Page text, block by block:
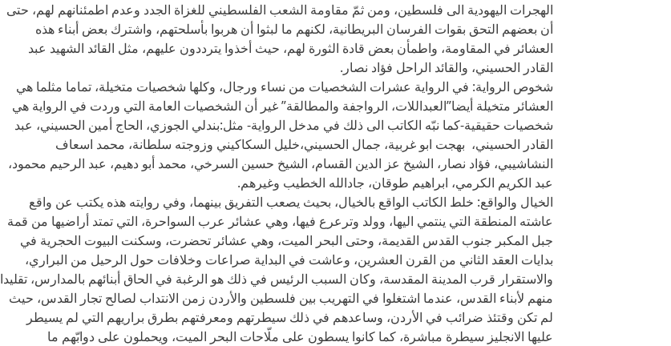
الهجرات اليهودية الى فلسطين، ومن ثمّ مقاومة الشعب الفلسطيني للغزاة الجدد وعدم اطمئنانهم لهم، حتى
أن بعضهم التحق بقوات الفرسان البريطانية، لكنهم ما لبثوا أن هربوا بأسلحتهم، واشترك بعض أبناء هذه
العشائر في المقاومة، واطمأن بعض قادة الثورة لهم، حيث أخذوا يترددون عليهم، مثل القائد الشهيد عبد
القادر الحسيني، والقائد الراحل فؤاد نصار.
شخوص الرواية: في الرواية عشرات الشخصيات من نساء ورجال، وكلها شخصيات متخيلة، تماما مثلما هي
العشائر متخيلة أيضا”العبداللات، الرواجفة والمطالقة” غير أن الشخصيات العامة التي وردت في الرواية هي
شخصيات حقيقية-كما نبّه الكاتب الى ذلك في مدخل الرواية- مثل:بندلي الجوزي، الحاج أمين الحسيني، عبد
القادر الحسيني، بهجت ابو غربية، جمال الحسيني،خليل السكاكيني وزوجته سلطانة، محمد اسعاف
النشاشيبي، فؤاد نصار، الشيخ عز الدين القسام، الشيخ حسين السرخي، محمد أبو دهيم، عبد الرحيم محمود،
عبد الكريم الكرمي، ابراهيم طوقان، جادالله الخطيب وغيرهم.
الخيال والواقع: خلط الكاتب الواقع بالخيال، بحيث يصعب التفريق بينهما، وفي روايته هذه يكتب عن واقع
عاشته المنطقة التي ينتمي اليها، وولد وترعرع فيها، وهي عشائر عرب السواحرة، التي تمتد أراضيها من قمة
جبل المكبر جنوب القدس القديمة، وحتى البحر الميت، وهي عشائر تحضرت، وسكنت البيوت الحجرية في
بدايات العقد الثاني من القرن العشرين، وعاشت في البداية صراعات وخلافات حول الرحيل من البراري،
والاستقرار قرب المدينة المقدسة، وكان السبب الرئيس في ذلك هو الرغبة في الحاق أبنائهم بالمدارس، تقليدا
منهم لأبناء القدس، عندما اشتغلوا في التهريب بين فلسطين والأردن زمن الانتداب لصالح تجار القدس، حيث
لم تكن وقتئذ ضرائب في الأردن، وساعدهم في ذلك سيطرتهم ومعرفتهم بطرق براريهم التي لم يسيطر
عليها الانجليز سيطرة مباشرة، كما كانوا يسطون على ملّاحات البحر الميت، ويحملون على دوابّهم ما